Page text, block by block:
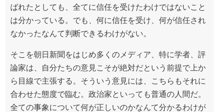
ばれたとしても、全てに信任を受けたわけではないこと
は分かっている。でも、何に信任を受け、何が信任され
なかったなんて判断できるわけがない。
そこを朝日新聞をはじめ多くのメディア、特に学者、評
論家は、自分たちの意見こそが絶対だという前提で上か
ら目線で主張する。そういう意見には、こちらもそれに
合わせた態度で臨む。政治家といっても普通の人間だ。
全ての事象について何が正しいのかなんて分かるわけが